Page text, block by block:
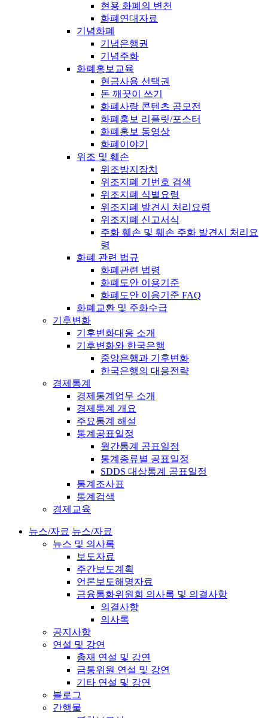
현용 화폐의 변천
화폐연대자료
기념화폐
기념은행권
기념주화
화폐홍보교육
현금사용 선택권
돈 깨끗이 쓰기
화폐사랑 콘텐츠 공모전
화폐홍보 리플릿/포스터
화폐홍보 동영상
화폐이야기
위조 및 훼손
위조방지장치
위조지폐 기번호 검색
위조지폐 식별요령
위조지폐 발견시 처리요령
위조지폐 신고서식
주화 훼손 및 훼손 주화 발견시 처리요
령
화폐 관련 법규
화폐관련 법령
화폐도안 이용기준
화폐도안 이용기준 FAQ
화폐교환 및 주화수급
기후변화
기후변화대응 소개
기후변화와 한국은행
중앙은행과 기후변화
한국은행의 대응전략
경제통계
경제통계업무 소개
경제통계 개요
주요통계 해설
통계공표일정
월간통계 공표일정
통계종류별 공표일정
SDDS 대상통계 공표일정
통계조사표
통계검색
경제교육
뉴스/자료 뉴스/자료
뉴스 및 의사록
보도자료
주간보도계획
언론보도해명자료
금융통화위원회 의사록 및 의결사항
의결사항
의사록
공지사항
연설 및 강연
총재 연설 및 강연
금통위원 연설 및 강연
기타 연설 및 강연
블로그
간행물